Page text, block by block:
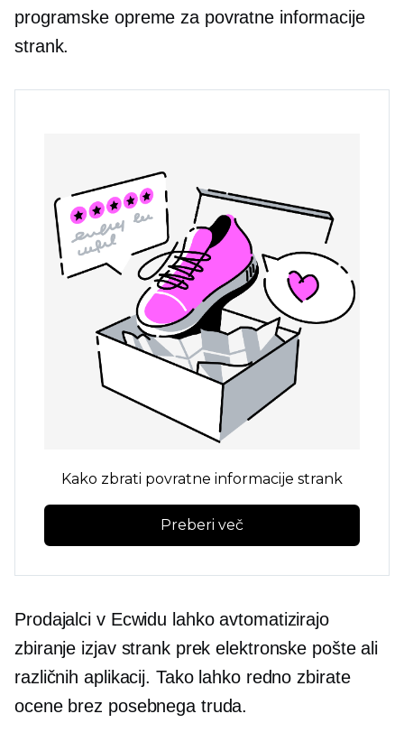
programske opreme za povratne informacije
strank.
Kako zbrati povratne informacije strank
Preberi več
Prodajalci v Ecwidu lahko avtomatizirajo
zbiranje izjav strank prek elektronske pošte ali
različnih aplikacij. Tako lahko redno zbirate
ocene brez posebnega truda.